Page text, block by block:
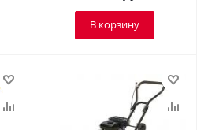
В корзину